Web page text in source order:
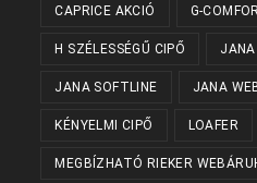
CAPRICE AKCIÓ G-
H SZÉLESSÉGŰ CIPŐ JANA
JANA SOFTLINE JANA
KÉNYELMI CIPŐ LOAFER
MEGBÍZHATÓ RIEKER